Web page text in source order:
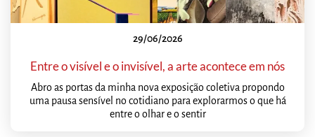
29/06/2026
Entre o visível e o invisível, a arte acontece em nós
Abro as portas da minha nova exposição coletiva propondo
uma pausa sensível no cotidiano para explorarmos o que há
entre o olhar e o sentir